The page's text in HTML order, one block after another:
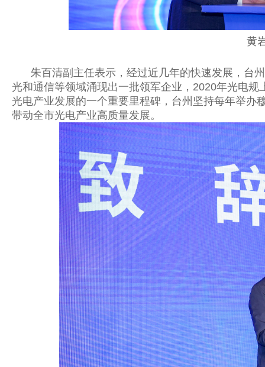
黄
朱百清副主任表示，经过近几年的快速发展，台
光和通信等领域涌现出一批领军企业， 2020年光电规
光电产业发展的一个重要里程碑，台州坚持每年举办
带动全市光电产业高质量发展。